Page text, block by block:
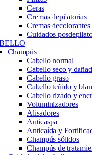
Ceras
Cremas depilatorias
Cremas decolorantes
Cuidados
Champús
Cabello normal
Cabello seco y
Cabello graso
Cabello teñido y
Cabello rizado y
Voluminizadores
Alisadores
Anticaspa
Anticaída y
Champús sólidos
Champús de